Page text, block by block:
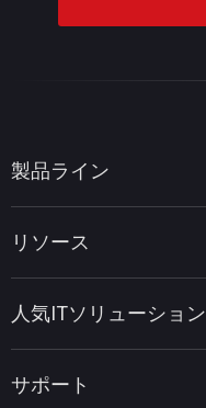
製品ライン
MiniTool Power Data Recovery
MiniTool PDF Editor
MiniTool MovieMaker
MiniTool uTube Downloader
リソース
データ復元ヒント
PDF編集ヒント
人気ITソリューション
MiniTool ニュースセンター
サポート